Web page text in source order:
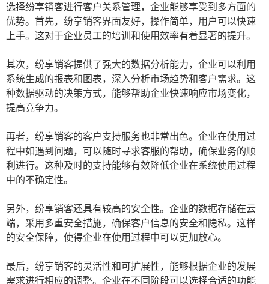
选择纷享销客进行客户关系管理，企业能够享受到多方面的
优势。首先，纷享销客界面友好，操作简单，用户可以快速
上手。这对于企业员工的培训和使用效率有着显著的提升。
其次，纷享销客提供了强大的数据分析能力，企业可以利用
系统生成的报表和图表，深入分析市场趋势和客户需求。这
种数据驱动的决策方式，能够帮助企业快速响应市场变化，
提高竞争力。
再者，纷享销客的客户支持服务也非常出色。企业在使用过
程中如遇到问题，可以随时寻求客服的帮助，确保业务的顺
利进行。这种及时的支持能够有效降低企业在系统使用过程
中的不确定性。
另外，纷享销客还具有较高的安全性。企业的数据存储在云
端，采用多重安全措施，确保客户信息的安全和隐私。这样
的安全保障，使得企业在使用过程中可以更加放心。
最后，纷享销客的灵活性和可扩展性，能够根据企业的发展
需求进行相应的调整。企业在不同阶段可以选择合适的功能